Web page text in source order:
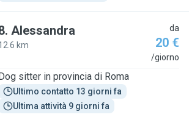
. Alessandra
km
da
20 €
/giorno
sitter in provincia di Roma
Ultimo contatto 13 giorni fa
Ultima attività 9 giorni fa